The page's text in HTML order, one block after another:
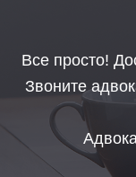
Все просто!
Звоните